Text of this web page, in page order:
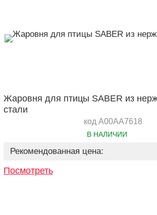
Жаровня для птицы SABER из
стали
код A00AA7618
В НАЛИЧИИ
Рекомендованная цена:
Посмотреть